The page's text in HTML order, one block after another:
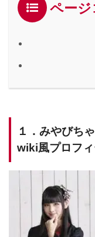
ページ
１．みやびち
wiki風プロフ